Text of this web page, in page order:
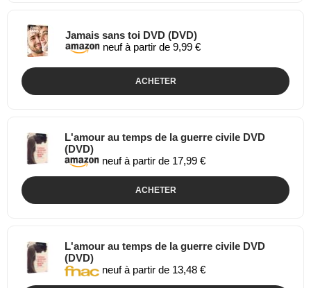
Jamais sans toi DVD (DVD)
neuf à partir de 9,99 €
ACHETER
L'amour au temps de la guerre civile DVD
(DVD)
neuf à partir de 17,99 €
ACHETER
L'amour au temps de la guerre civile DVD
(DVD)
neuf à partir de 13,48 €